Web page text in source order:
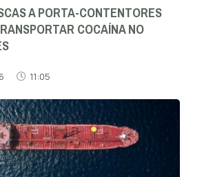
A PORTA-CONTENTORES
COCAÍNA NO
11:05